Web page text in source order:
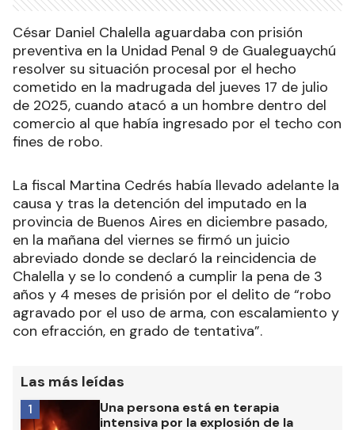
César Daniel Chalella aguardaba con prisión
preventiva en la Unidad Penal 9 de Gualeguaychú
resolver su situación procesal por el hecho
cometido en la madrugada del jueves 17 de julio
de 2025, cuando atacó a un hombre dentro del
comercio al que había ingresado por el techo con
fines de robo.
La fiscal Martina Cedrés había llevado adelante la
causa y tras la detención del imputado en la
provincia de Buenos Aires en diciembre pasado,
en la mañana del viernes se firmó un juicio
abreviado donde se declaró la reincidencia de
Chalella y se lo condenó a cumplir la pena de 3
años y 4 meses de prisión por el delito de “robo
agravado por el uso de arma, con escalamiento y
con efracción, en grado de tentativa”.
Las más leídas
Una persona está en terapia
intensiva por la explosión de la
1